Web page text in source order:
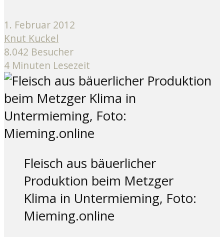
1. Februar 2012
Knut Kuckel
8.042 Besucher
4 Minuten Lesezeit
Fleisch aus bäuerlicher
Produktion beim Metzger
Klima in Untermieming, Foto:
Mieming.online